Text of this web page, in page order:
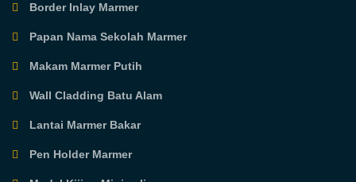
Border Inlay Marmer
Papan Nama Sekolah Marmer
Makam Marmer Putih
Wall Cladding Batu Alam
Lantai Marmer Bakar
Pen Holder Marmer